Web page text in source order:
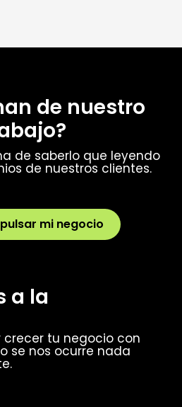
de nuestro
de saberlo que leyendo
de nuestros clientes.
mi negocio
a la
crecer tu negocio con
se nos ocurre nada